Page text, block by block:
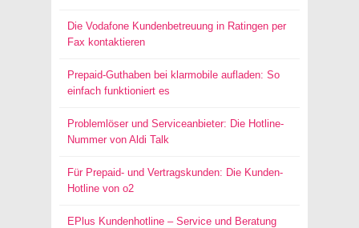
Die Vodafone Kundenbetreuung in Ratingen per
Fax kontaktieren
Prepaid-Guthaben bei klarmobile aufladen: So
einfach funktioniert es
Problemlöser und Serviceanbieter: Die Hotline-
Nummer von Aldi Talk
Für Prepaid- und Vertragskunden: Die Kunden-
Hotline von o2
EPlus Kundenhotline – Service und Beratung